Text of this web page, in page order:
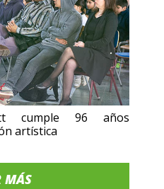
cumple 96 años
artística
MÁS